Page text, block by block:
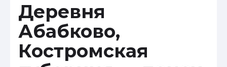
Деревня
Абабково,
Костромская